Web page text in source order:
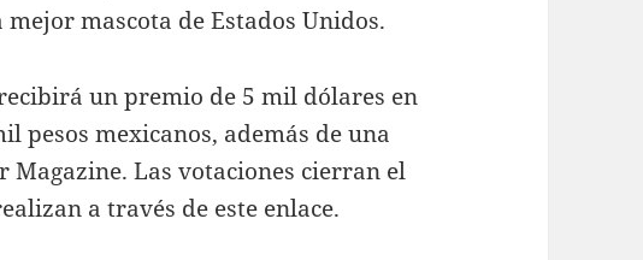
mascota de Estados Unidos.
un premio de 5 mil dólares en
pesos mexicanos, además de una
Magazine. Las votaciones cierran el
a través de este enlace.